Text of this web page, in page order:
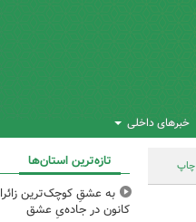
خبرهای داخلی
چاپ تازه‌ترین استان‌ها
به عشقِ کوچک‌ترین
کانون در جاده‌یِ عشق